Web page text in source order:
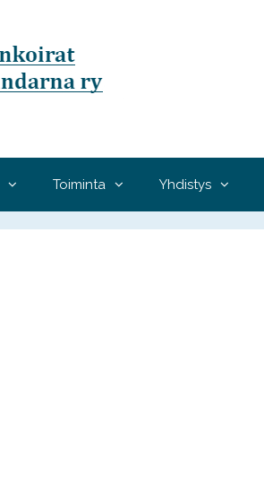
Toiminta Yhdistys